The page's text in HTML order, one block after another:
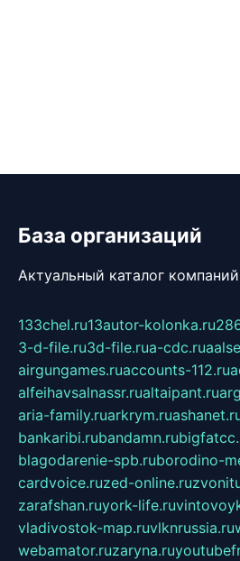
База организаций
Актуальный каталог
133chel.ru13autor-kolonka.ru
3-d-file.ru3d-file.rua-cdc.ru
airgungames.ruaccounts-112.ru
alfeihavsalnassr.rualtaipant.ru
aria-family.ruarkrym.ru
bankaribi.rubandamn.ru
blagodarenie-spb.ruborodino-
cardvoice.ruzed-online.ru
zarafshan.ruyork-life.ru
vladivostok-map.ruvlknrussia.ru
webamator.ruzaryna.ru